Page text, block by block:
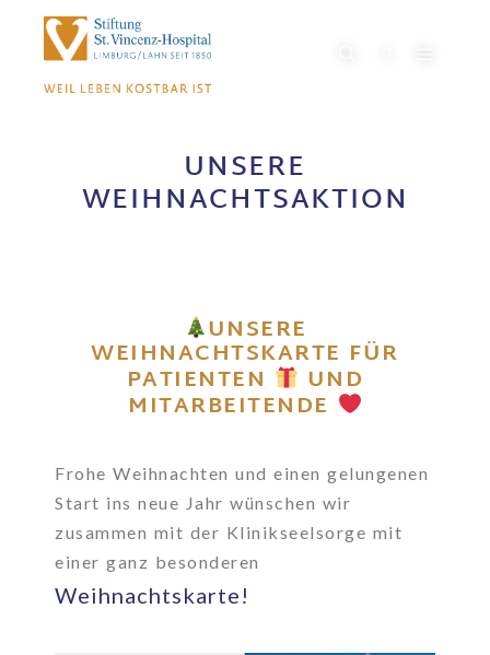
UNSERE
WEIHNACHTSAKTION
UNSERE
WEIHNACHTSKARTE FÜR
PATIENTEN UND
MITARBEITENDE
Frohe Weihnachten und einen gelungenen
Start ins neue Jahr wünschen wir
zusammen mit der Klinikseelsorge mit
einer ganz besonderen
Weihnachtskarte!